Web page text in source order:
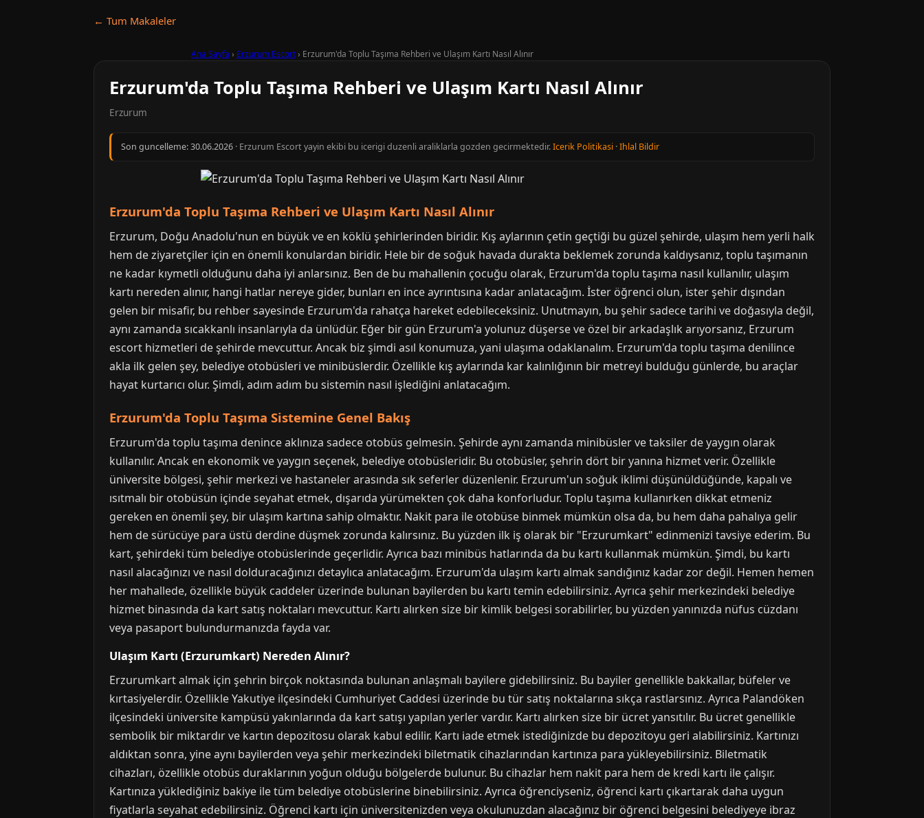
← Tum Makaleler
Ana Sayfa › Erzurum Escort› Erzurum'da Toplu Taşıma Rehberi ve Ulaşım Kartı Nasıl Alınır
Erzurum'da Toplu Taşıma Rehberi ve Ulaşım Kartı Nasıl Alınır
Erzurum
Son guncelleme:30.06.2026 · Erzurum Escort yayin ekibi bu icerigi duzenli araliklarla gozden gecirmektedir.Icerik Politikasi ·Ihlal Bildir
Erzurum'da Toplu Taşıma Rehberi ve Ulaşım Kartı Nasıl Alınır
Erzurum, Doğu Anadolu'nun en büyük ve en köklü şehirlerinden biridir. Kış aylarının çetin geçtiği bu güzel şehirde, ulaşım hem yerli halk
hem de ziyaretçiler için en önemli konulardan biridir. Hele bir de soğuk havada durakta beklemek zorunda kaldıysanız, toplu taşımanın
ne kadar kıymetli olduğunu daha iyi anlarsınız. Ben de bu mahallenin çocuğu olarak, Erzurum'da toplu taşıma nasıl kullanılır, ulaşım
kartı nereden alınır, hangi hatlar nereye gider, bunları en ince ayrıntısına kadar anlatacağım. İster öğrenci olun, ister şehir dışından
gelen bir misafir, bu rehber sayesinde Erzurum'da rahatça hareket edebileceksiniz. Unutmayın, bu şehir sadece tarihi ve doğasıyla değil,
aynı zamanda sıcakkanlı insanlarıyla da ünlüdür. Eğer bir gün Erzurum'a yolunuz düşerse ve özel bir arkadaşlık arıyorsanız, Erzurum
escort hizmetleri de şehirde mevcuttur. Ancak biz şimdi asıl konumuza, yani ulaşıma odaklanalım. Erzurum'da toplu taşıma denilince
akla ilk gelen şey, belediye otobüsleri ve minibüslerdir. Özellikle kış aylarında kar kalınlığının bir metreyi bulduğu günlerde, bu araçlar
hayat kurtarıcı olur. Şimdi, adım adım bu sistemin nasıl işlediğini anlatacağım.
Erzurum'da Toplu Taşıma Sistemine Genel Bakış
Erzurum'da toplu taşıma denince aklınıza sadece otobüs gelmesin. Şehirde aynı zamanda minibüsler ve taksiler de yaygın olarak
kullanılır. Ancak en ekonomik ve yaygın seçenek, belediye otobüsleridir. Bu otobüsler, şehrin dört bir yanına hizmet verir. Özellikle
üniversite bölgesi, şehir merkezi ve hastaneler arasında sık seferler düzenlenir. Erzurum'un soğuk iklimi düşünüldüğünde, kapalı ve
ısıtmalı bir otobüsün içinde seyahat etmek, dışarıda yürümekten çok daha konforludur. Toplu taşıma kullanırken dikkat etmeniz
gereken en önemli şey, bir ulaşım kartına sahip olmaktır. Nakit para ile otobüse binmek mümkün olsa da, bu hem daha pahalıya gelir
hem de sürücüye para üstü derdine düşmek zorunda kalırsınız. Bu yüzden ilk iş olarak bir "Erzurumkart" edinmenizi tavsiye ederim. Bu
kart, şehirdeki tüm belediye otobüslerinde geçerlidir. Ayrıca bazı minibüs hatlarında da bu kartı kullanmak mümkün. Şimdi, bu kartı
nasıl alacağınızı ve nasıl dolduracağınızı detaylıca anlatacağım. Erzurum'da ulaşım kartı almak sandığınız kadar zor değil. Hemen hemen
her mahallede, özellikle büyük caddeler üzerinde bulunan bayilerden bu kartı temin edebilirsiniz. Ayrıca şehir merkezindeki belediye
hizmet binasında da kart satış noktaları mevcuttur. Kartı alırken size bir kimlik belgesi sorabilirler, bu yüzden yanınızda nüfus cüzdanı
veya pasaport bulundurmanızda fayda var.
Ulaşım Kartı (Erzurumkart) Nereden Alınır?
Erzurumkart almak için şehrin birçok noktasında bulunan anlaşmalı bayilere gidebilirsiniz. Bu bayiler genellikle bakkallar, büfeler ve
kırtasiyelerdir. Özellikle Yakutiye ilçesindeki Cumhuriyet Caddesi üzerinde bu tür satış noktalarına sıkça rastlarsınız. Ayrıca Palandöken
ilçesindeki üniversite kampüsü yakınlarında da kart satışı yapılan yerler vardır. Kartı alırken size bir ücret yansıtılır. Bu ücret genellikle
sembolik bir miktardır ve kartın depozitosu olarak kabul edilir. Kartı iade etmek istediğinizde bu depozitoyu geri alabilirsiniz. Kartınızı
aldıktan sonra, yine aynı bayilerden veya şehir merkezindeki biletmatik cihazlarından kartınıza para yükleyebilirsiniz. Biletmatik
cihazları, özellikle otobüs duraklarının yoğun olduğu bölgelerde bulunur. Bu cihazlar hem nakit para hem de kredi kartı ile çalışır.
Kartınıza yüklediğiniz bakiye ile tüm belediye otobüslerine binebilirsiniz. Ayrıca öğrenciyseniz, öğrenci kartı çıkartarak daha uygun
fiyatlarla seyahat edebilirsiniz. Öğrenci kartı için üniversitenizden veya okulunuzdan alacağınız bir öğrenci belgesini belediyeye ibraz